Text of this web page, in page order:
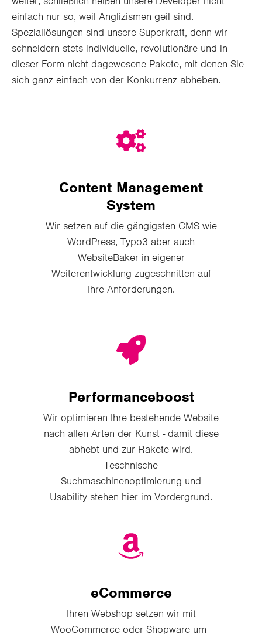
einfach nur so, weil Anglizismen geil sind.
Speziallösungen sind unsere Superkraft, denn wir
schneidern stets individuelle, revolutionäre und in
dieser Form nicht dagewesene Pakete, mit denen Sie
sich ganz einfach von der Konkurrenz abheben.
Content Management
System
Wir setzen auf die gängigsten CMS wie
WordPress, Typo3 aber auch
WebsiteBaker in eigener
Weiterentwicklung zugeschnitten auf
Ihre Anforderungen.
Performanceboost
Wir optimieren Ihre bestehende Website
nach allen Arten der Kunst - damit diese
abhebt und zur Rakete wird.
Teschnische
Suchmaschinenoptimierung und
Usability stehen hier im Vordergrund.
eCommerce
Ihren Webshop setzen wir mit
WooCommerce oder Shopware um -